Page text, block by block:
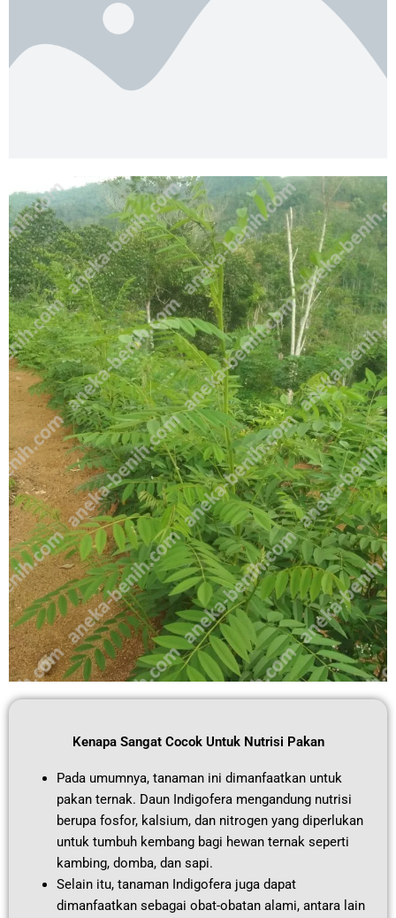
Kenapa Sangat Cocok Untuk Nutrisi Pakan
Pada umumnya, tanaman ini dimanfaatkan untuk
pakan ternak. Daun Indigofera mengandung nutrisi
berupa fosfor, kalsium, dan nitrogen yang diperlukan
untuk tumbuh kembang bagi hewan ternak seperti
kambing, domba, dan sapi.
Selain itu, tanaman Indigofera juga dapat
dimanfaatkan sebagai obat-obatan alami, antara lain